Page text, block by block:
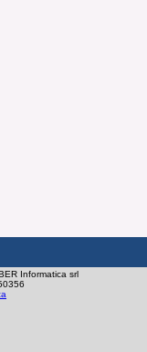
Informatica srl